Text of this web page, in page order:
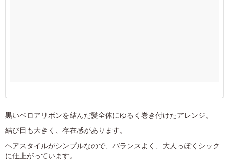
黒いベロアリボンを結んだ髪全体にゆるく巻き付けたアレンジ。
結び目も大きく、存在感があります。
ヘアスタイルがシンプルなので、バランスよく、大人っぽくシック
に仕上がっています。